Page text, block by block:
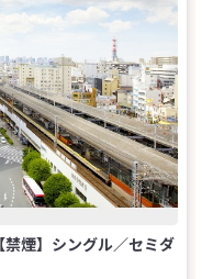
煙】シングル／セミダ